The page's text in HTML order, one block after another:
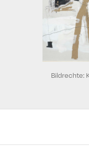
Bildrechte: